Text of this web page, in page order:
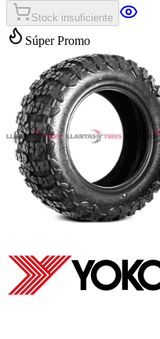
Stock insuficiente
Súper Promo